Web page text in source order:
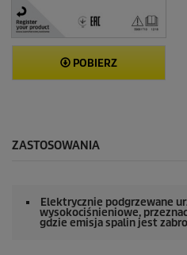
POBIERZ
ZASTOSOWANIA
Elektrycznie podgrzewane
wysokociśnieniowe,
gdzie emisja spalin jest